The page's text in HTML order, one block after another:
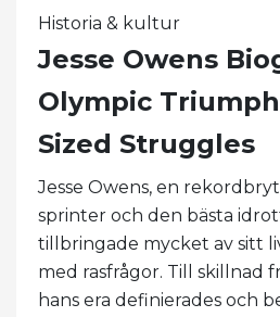
Historia & kultur
Jesse Owens
Olympic
Sized Struggles
Jesse Owens, en
sprinter och den bästa
tillbringade mycket av sitt
med rasfrågor. Till skillnad
hans era definierades och